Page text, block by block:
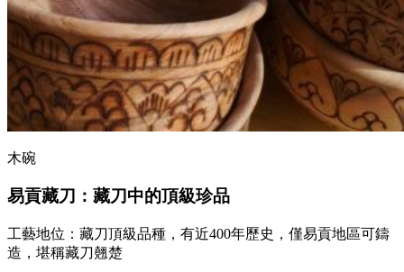
木碗
易貢藏刀：藏刀中的頂級珍品
工藝地位：藏刀頂級品種，有近400年歷史，僅易貢地區可鑄
造，堪稱藏刀翹楚